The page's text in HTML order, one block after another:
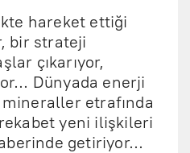
hareket ettiği
bir strateji
çıkarıyor,
Dünyada enerji
etrafında
yeni ilişkileri
getiriyor...